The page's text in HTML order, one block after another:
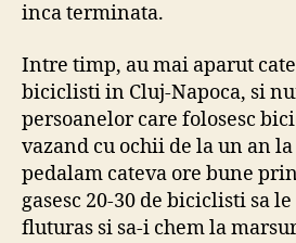
inca terminata.
Intre timp, au mai aparut
biciclisti in Cluj-Napoca, si
persoanelor care folosesc
vazand cu ochii de la un an
pedalam cateva ore bune
gasesc 20-30 de biciclisti sa
fluturas si sa-i chem la